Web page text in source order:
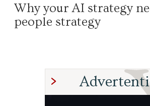
Why your AI strategy
people strategy